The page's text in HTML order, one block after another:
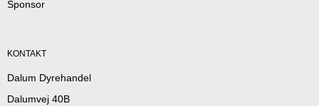
Sponsor
KONTAKT
Dalum Dyrehandel
Dalumvej 40B